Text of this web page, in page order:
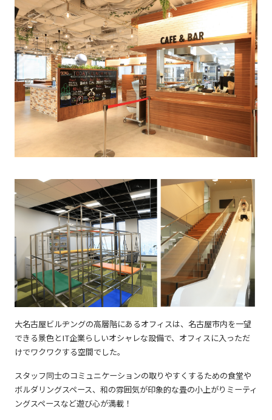
大名古屋ビルヂングの高層階にあるオフィスは、名古屋市内を一望
できる景色とIT企業らしいオシャレな設備で、オフィスに入っただ
けでワクワクする空間でした。
スタッフ同士のコミュニケーションの取りやすくするための食堂や
ボルダリングスペース、和の雰囲気が印象的な畳の小上がりミーティ
ングスペースなど遊び心が満載！